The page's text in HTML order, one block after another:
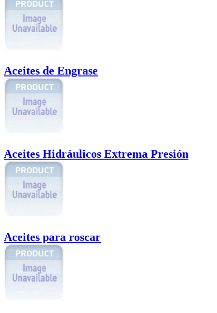
Aceites de Engrase
Aceites Hidráulicos Extrema Presión
Aceites para roscar